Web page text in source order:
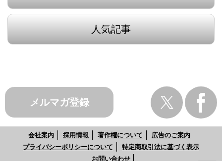
人気記事
メルマガ登録
会社案内 採用情報 著作権について
広告のご案内
プライバシーポリシーについて
特定商取引法に基づく表示
お問い合わせ